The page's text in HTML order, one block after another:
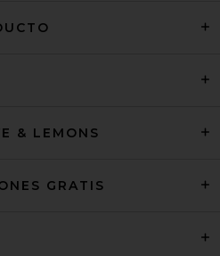
& LEMONS
GRATIS